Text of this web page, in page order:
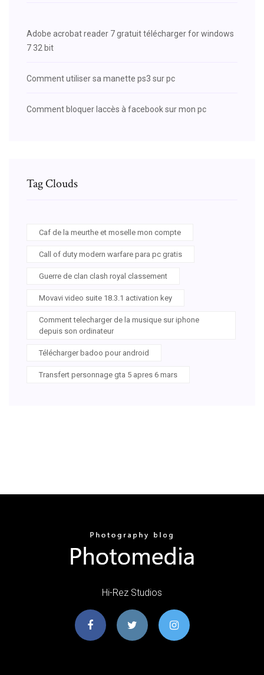
Adobe acrobat reader 7 gratuit télécharger for windows
7 32 bit
Comment utiliser sa manette ps3 sur pc
Comment bloquer laccès à facebook sur mon pc
Tag Clouds
Caf de la meurthe et moselle mon compte
Call of duty modern warfare para pc gratis
Guerre de clan clash royal classement
Movavi video suite 18.3.1 activation key
Comment telecharger de la musique sur iphone
depuis son ordinateur
Télécharger badoo pour android
Transfert personnage gta 5 apres 6 mars
Hi-Rez Studios